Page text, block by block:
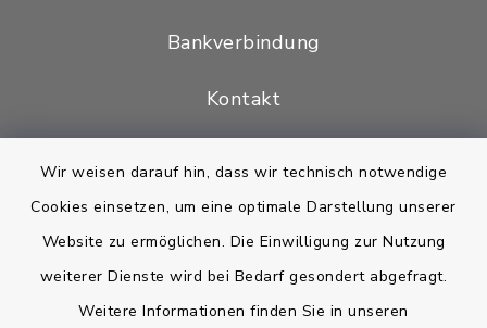
Wir weisen darauf hin, dass wir technisch notwendige
Cookies einsetzen, um eine optimale Darstellung unserer
Website zu ermöglichen. Die Einwilligung zur Nutzung
weiterer Dienste wird bei Bedarf gesondert abgefragt.
Weitere Informationen finden Sie in unseren
Bankverbindung
Kontakt
Datenschutz
Impressum